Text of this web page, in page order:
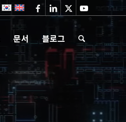
문서 블로그